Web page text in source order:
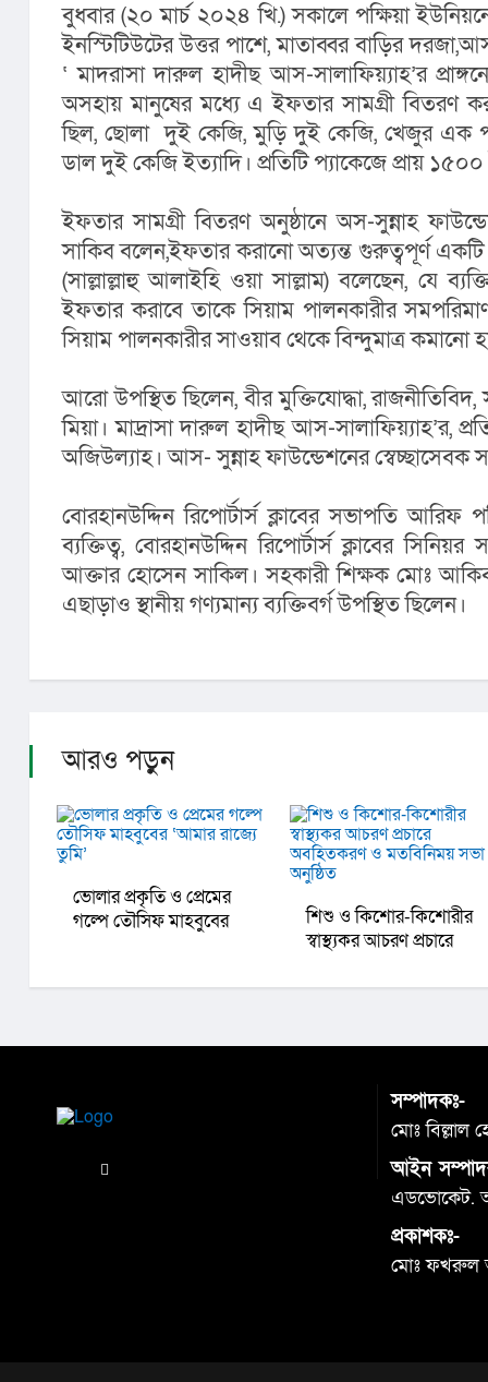
বুধবার (২০ মার্চ ২০২৪ খি.) সকালে পক্ষিয়া
ইনস্টিটিউটের উত্তর পাশে, মাতাব্বর বাড়ির
‘ মাদরাসা দারুল হাদীছ আস-সালাফিয়্যাহ’র
অসহায় মানুষের মধ্যে এ ইফতার সামগ্রী বিতরণ
ছিল, ছোলা  দুই কেজি, মুড়ি দুই কেজি, খেজুর এক
ডাল দুই কেজি ইত্যাদি। প্রতিটি প্যাকেজে প্রায়
ইফতার সামগ্রী বিতরণ অনুষ্ঠানে অস-সুন্নাহ
সাকিব বলেন,ইফতার করানো অত্যন্ত গুরুত্বপূর্ণ
(সাল্লাল্লাহু আলাইহি ওয়া সাল্লাম) বলেছেন, যে
ইফতার করাবে তাকে সিয়াম পালনকারীর
সিয়াম পালনকারীর সাওয়াব থেকে বিন্দুমাত্র কমানো
আরো উপস্থিত ছিলেন, বীর মুক্তিযোদ্ধা,
মিয়া। মাদ্রাসা দারুল হাদীছ আস-সালাফিয়্যাহ’র,
অজিউল্যাহ। আস- সুন্নাহ ফাউন্ডেশনের স্বেচ্ছাসেবক
বোরহানউদ্দিন রিপোর্টার্স ক্লাবের সভাপতি আরিফ
ব্যক্তিত্ব, বোরহানউদ্দিন রিপোর্টার্স ক্লাবের
আক্তার হোসেন সাকিল। সহকারী শিক্ষক মোঃ
এছাড়াও স্থানীয় গণ্যমান্য ব্যক্তিবর্গ উপস্থিত ছিলেন।
আরও পড়ুন
ভোলার প্রকৃতি ও প্রেমের
গল্পে তৌসিফ মাহবুবের
শিশু ও কিশোর-কিশোরীর
স্বাস্থ্যকর আচরণ প্রচারে
সভা অনুষ্ঠিত
সম্পাদকঃ-
মোঃ বিল্লাল
আইন
এডভোকেট.
প্রকাশকঃ-
মোঃ